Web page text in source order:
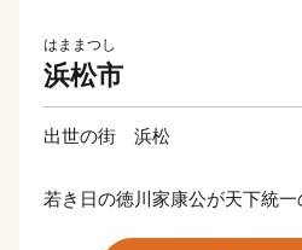
はままつし
浜松市
出世の街 浜松
若き日の徳川家康公が天下統